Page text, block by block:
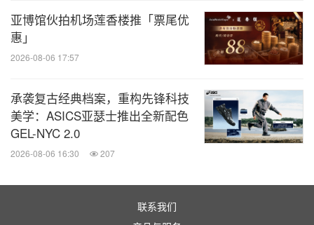
亚博馆伙拍机场莲香楼推「票尾优
惠」
2026-08-06 17:57
承袭复古经典档案，重构先锋科技
美学：ASICS亚瑟士推出全新配色
GEL-NYC 2.0
2026-08-06 16:30 207
联系我们